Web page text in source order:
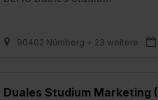
90402 Nürnberg + 23 weitere
Duales Studium Marketing